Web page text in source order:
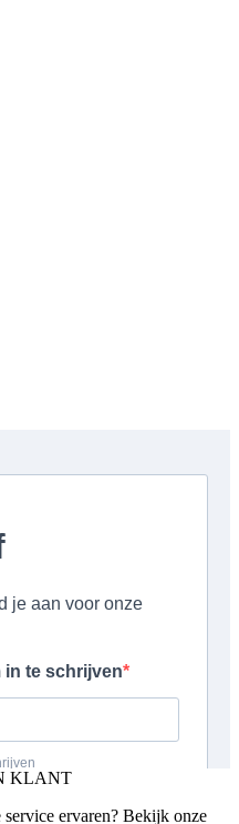
KLANT
ervaren? Bekijk onze